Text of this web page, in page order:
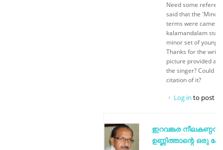
Need some
said that the
terms were came in
kalamandalam
minor set of young
Thanks for the
picture provided a
the singer? Could
citation of it?
Log in to post
ഇറവങ്കര നീലകണ്ഠൻ
ഉണ്ണിത്താന്റെ ഒരു